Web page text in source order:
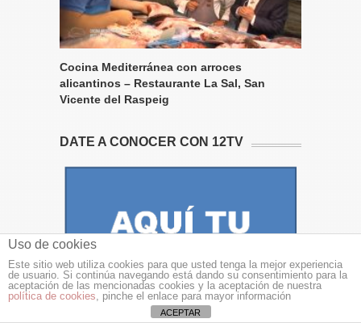
Cocina Mediterránea con arroces
alicantinos – Restaurante La Sal, San
Vicente del Raspeig
DATE A CONOCER CON 12TV
Uso de cookies
Este sitio web utiliza cookies para que usted tenga la mejor experiencia
de usuario. Si continúa navegando está dando su consentimiento para la
aceptación de las mencionadas cookies y la aceptación de nuestra
política de cookies, pinche el enlace para mayor información
ACEPTAR